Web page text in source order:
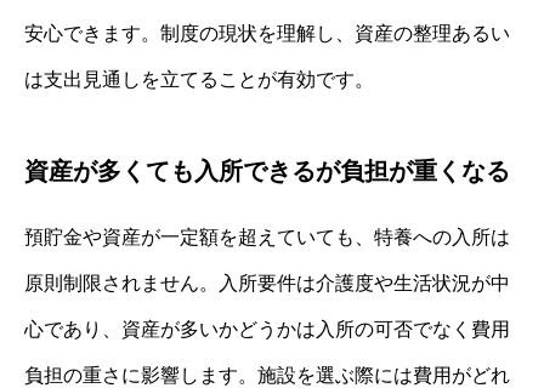
安心できます。制度の現状を理解し、資産の整理あるい
は支出見通しを立てることが有効です。
資産が多くても入所できるが負担が重くなる
預貯金や資産が一定額を超えていても、特養への入所は
原則制限されません。入所要件は介護度や生活状況が中
心であり、資産が多いかどうかは入所の可否でなく費用
負担の重さに影響します。施設を選ぶ際には費用がどれ